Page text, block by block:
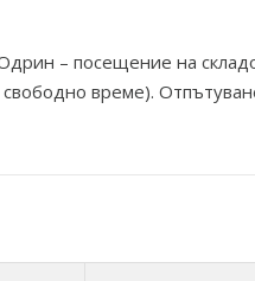
– посещение на
време).